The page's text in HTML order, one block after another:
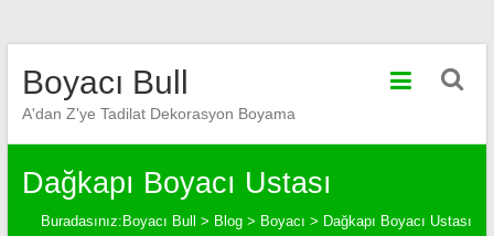
Boyacı Bull
A'dan Z'ye Tadilat Dekorasyon Boyama
Dağkapı Boyacı Ustası
Buradasınız: Boyacı Bull > Blog > Boyacı > Dağkapı Boyacı Ustası